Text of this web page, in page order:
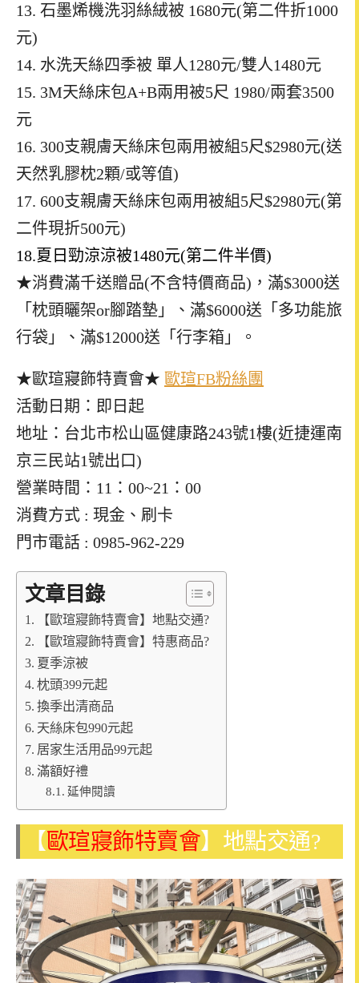
13. 石墨烯機洗羽絲絨被 1680元(第二件折1000
元)
14. 水洗天絲四季被 單人1280元/雙人1480元
15. 3M天絲床包A+B兩用被5尺 1980/兩套3500
元
16. 300支親膚天絲床包兩用被組5尺$2980元(送
天然乳膠枕2顆/或等值)
17. 600支親膚天絲床包兩用被組5尺$2980元(第
二件現折500元)
18.夏日勁涼涼被1480元(第二件半價)
★消費滿千送贈品(不含特價商品)，滿$3000送
「枕頭曬架or腳踏墊」、滿$6000送「多功能旅
行袋」、滿$12000送「行李箱」。
★歐瑄寢飾特賣會★ 歐瑄FB粉絲團
活動日期：即日起
地址：台北市松山區健康路243號1樓(近捷運南
京三民站1號出口)
營業時間：11：00~21：00
消費方式 : 現金、刷卡
門市電話 : 0985-962-229
文章目錄
【歐瑄寢飾特賣會】地點交通?
【歐瑄寢飾特賣會】特惠商品?
夏季涼被
枕頭399元起
換季出清商品
天絲床包990元起
居家生活用品99元起
滿額好禮
延伸閱讀
【歐瑄寢飾特賣會】地點交通?